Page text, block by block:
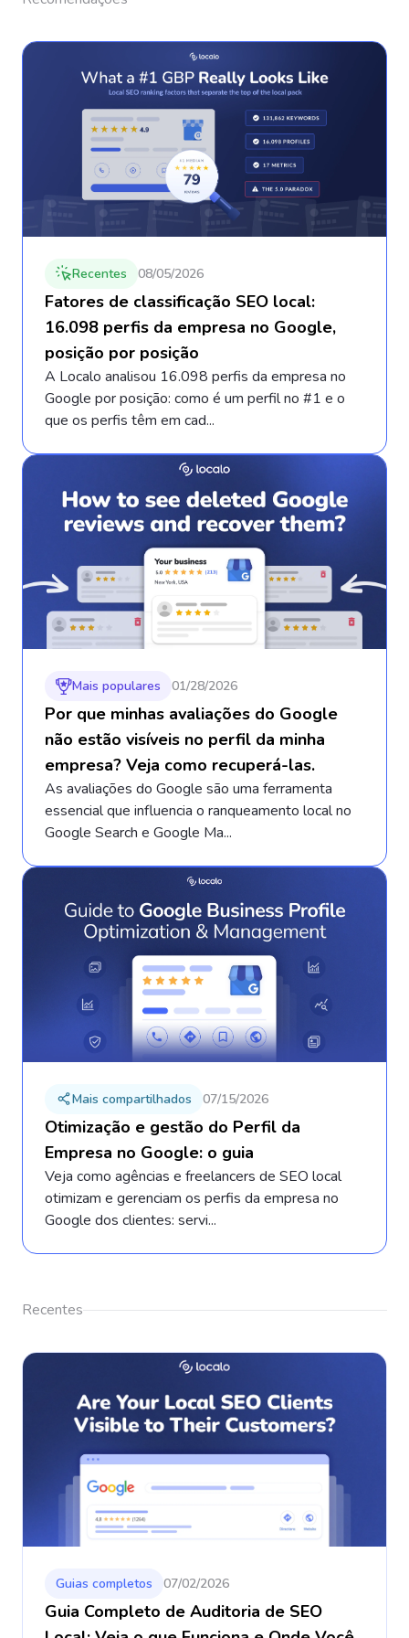
Recentes 08/05/2026
Fatores de classificação SEO local:
16.098 perfis da empresa no Google,
posição por posição
A Localo analisou 16.098 perfis da empresa no
Google por posição: como é um perfil no #1 e o
que os perfis têm em cad...
Mais populares 01/28/2026
Por que minhas avaliações do Google
não estão visíveis no perfil da minha
empresa? Veja como recuperá-las.
As avaliações do Google são uma ferramenta
essencial que influencia o ranqueamento local no
Google Search e Google Ma...
Mais compartilhados 07/15/2026
Otimização e gestão do Perfil da
Empresa no Google: o guia
Veja como agências e freelancers de SEO local
otimizam e gerenciam os perfis da empresa no
Google dos clientes: servi...
Recentes
Guias completos 07/02/2026
Guia Completo de Auditoria de SEO